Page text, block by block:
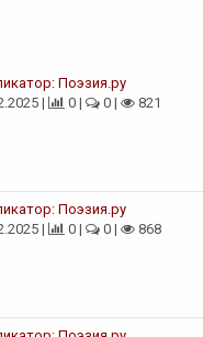
Поэзия.ру
|
0 | 0 | 821
Поэзия.ру
|
0 | 0 | 868